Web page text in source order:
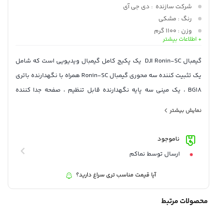
شرکت سازنده : دی جی آی
رنگ : مشکی
وزن : 1100 گرم
زاویه چرخش هد
حداکثر وزن قابل تحمل
: 2200گرم
اندازه: 220 × 200 × 75 میلیمتر
حداکثر عمر باتری: 11ساعت
+ اطلاعات بیشتر
گيمبال DJI Ronin-SC یک پکیج کامل گيمبال ویدیویی است که شامل
یک تثبیت کننده سه محوري گيمبال Ronin-SC همراه با نگهدارنده باتری
BG18 ، یک مینی سه پایه نگهدارنده قابل تنظيم ، صفحه جدا کننده
نصب ، و جعبه نگهداري مي شود.
نمایش بیشتر
ناموجود
ارسال توسط نماکم
آیا قیمت مناسب تری سراغ دارید؟
محصولات مرتبط